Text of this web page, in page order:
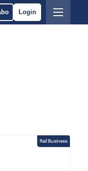
Login
Rail Business